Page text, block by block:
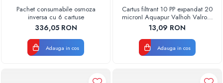
Pachet consumabile osmoza
inversa cu 6 cartuse
336,05 RON
Adauga in cos
Cartus filtrant 10 PP expandat 20
micronI Aquapur Valhoh Valrom
AQUA07000110020
13,09 RON
Adauga in cos